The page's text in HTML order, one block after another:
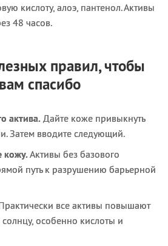
кислоту, алоэ, пантенол. Активы
48 часов.
правил, чтобы
спасибо
актива. Дайте коже привыкнуть
Затем вводите следующий.
кожу.Активы без базового
путь к разрушению барьерной
все активы повышают
солнцу, особенно кислоты и